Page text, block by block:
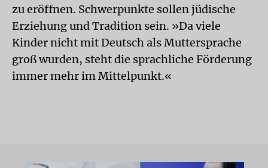
zu eröffnen. Schwerpunkte sollen jüdische
Erziehung und Tradition sein. »Da viele
Kinder nicht mit Deutsch als Muttersprache
groß wurden, steht die sprachliche Förderung
immer mehr im Mittelpunkt.«